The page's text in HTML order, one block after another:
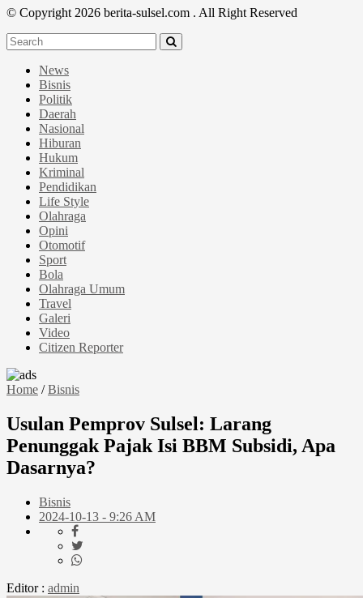
© Copyright 2026 berita-sulsel.com . All Right Reserved
News
Bisnis
Politik
Daerah
Nasional
Hiburan
Hukum
Kriminal
Pendidikan
Life Style
Olahraga
Opini
Otomotif
Sport
Bola
Olahraga Umum
Travel
Galeri
Video
Citizen Reporter
Home /Bisnis
Usulan Pemprov Sulsel: Larang
Penunggak Pajak Isi BBM Subsidi, Apa
Dasarnya?
Bisnis
2024-10-13 - 9:26 AM
Editor : admin